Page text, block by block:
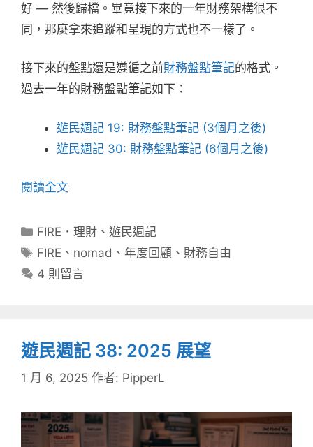
好 — 然後歸檔。畢竟接下來的一年財務架構很不
同，那麼拿來追蹤和呈現的方式也不一樣了。
接下來的盤點還是遵循之前財務盤點筆記的格式。
過去一年的財務盤點筆記如下：
遊民週記 19: 財務盤點筆記 (3個月之後)
遊民週記 30: 財務盤點筆記 (6個月之後)
閱讀全文
分
類
FIRE．理財 、遊民週記
標
籤
FIRE 、 nomad 、年度回顧 、 財務自由
4 則留言
遊民週記 38: 2025 展望
1 月 6, 2025 作者: PipperL